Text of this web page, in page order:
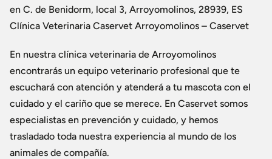
en C. de Benidorm, local 3, Arroyomolinos, 28939, ES
Clínica Veterinaria Caservet Arroyomolinos – Caservet
En nuestra clínica veterinaria de Arroyomolinos
encontrarás un equipo veterinario profesional que te
escuchará con atención y atenderá a tu mascota con el
cuidado y el cariño que se merece. En Caservet somos
especialistas en prevención y cuidado, y hemos
trasladado toda nuestra experiencia al mundo de los
animales de compañía.